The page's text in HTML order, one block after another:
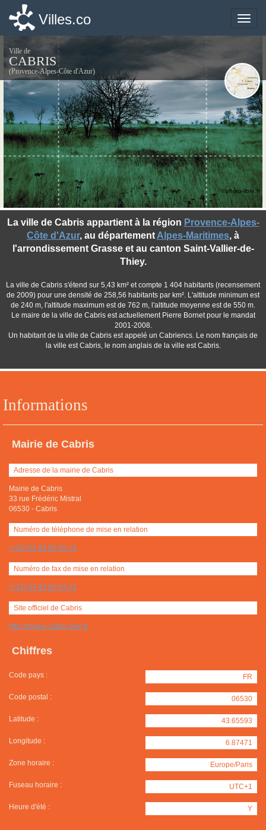
Toggle
Villes.co
Ville de
CABRIS
(Provence-Alpes-Côte d'Azur)
Informations
Mairie de Cabris
Adresse de la mairie de Cabris
Mairie de Cabris
33 rue Frédéric Mistral
06530 - Cabris
Numéro de téléphone de mise en relation
+(33) 04 93 60 50 14
Numéro de fax de mise en relation
+(33) 04 93 60 63 41
Site officiel de Cabris
http://mairie.cabris.free.fr
Chiffres
Code pays : FR
Code postal : 06530
Latitude : 43.65593
Longitude : 6.87471
Zone horaire : Europe/Paris
Fuseau horaire : UTC+1
Heure d'été : Y
La ville de Cabris appartient à la région Provence-Alpes-
Côte d'Azur, au département Alpes-Maritimes, à
l'arrondissement Grasse et au canton Saint-Vallier-de-
Thiey.
La ville de Cabris s'étend sur 5,43 km² et compte 1 404 habitants (recensement
de 2009) pour une densité de 258,56 habitants par km². L'altitude minimum est
de 240 m, l'altitude maximum est de 762 m, l'altitude moyenne est de 550 m.
Le maire de la ville de Cabris est actuellement Pierre Bornet pour le mandat
2001-2008.
Un habitant de la ville de Cabris est appelé un Cabriencs. Le nom français de
la ville est Cabris, le nom anglais de la ville est Cabris.
©photo-libre.fr
Toggle
Villes.co